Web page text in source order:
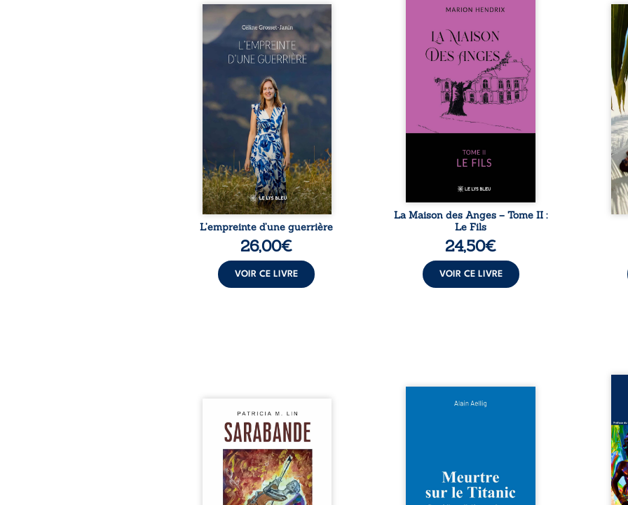
Que reste-t-il de l’enfance
lorsque la maladie impose ses
propres règles ? L’empreinte
d’une guerrière livre, sans
détour, le récit d’un quotidien
bouleversé par la maladie
chronique, l’errance médicale
et de longues hospitalisations.
L’auteure y raconte ce que les
dossiers médicaux taisent : la
peur, l’isolement, l’épuisement
et le sentiment de ne pas ...
L’empreinte d’une guerrière
26,00€
VOIR CE LIVRE
Nous sommes en 1979, soit 15
patriarche Anatole-Eustache.
La famille devra affronter non
seulement un inconnu qui rôde
autour du domaine et dont
Firmin, le fidèle majordome,
redoute les visites, le passé
encombrant d’Anatole-
Eustache, la malédiction
familiale, mais aussi la toute-
comment dompter cet enfant
avant qu’il ...
La Maison des Anges – Tome II :
Le Fils
24,50€
VOIR CE LIVRE
Au
eux,
Aux chants crépitants de l’été,
Sous le silence ouaté de la
neige en hiver, Au cours de
nuits pâles, Dans la clarté
bienveillante de la lune, Rêves,
pensées, révoltes et espoirs…
Des mots s’assemblent, colorés,
rebelles aux règles de la
Et si le naufrage n’avait pas
les profondeurs de l’Atlantique.
Sept décennies plus tard, la
découverte de l’épave fait
La
de